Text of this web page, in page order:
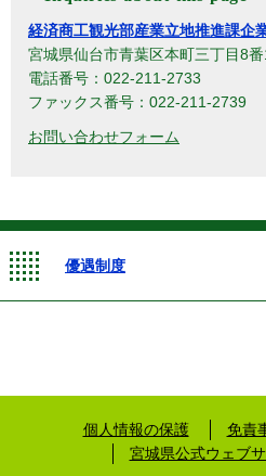
経済商工観光部産業立地推進課企
宮城県仙台市青葉区本町三丁目8
電話番号：022-211-2733
ファックス番号：022-211-2739
優遇制度
個人情報の保護 免責
宮城県公式ウェブ